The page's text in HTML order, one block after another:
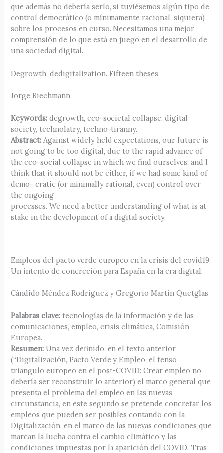
que además no debería serlo, si tuviésemos algún tipo de
control democrático (o mínimamente racional, siquiera)
sobre los procesos en curso. Necesitamos una mejor
comprensión de lo que está en juego en el desarrollo de
una sociedad digital.
Degrowth, dedigitalization. Fifteen theses
Jorge Riechmann
Keywords: degrowth, eco-societal collapse, digital
society, technolatry, techno-tiranny.
Abstract: Against widely held expectations, our future is
not going to be too digital, due to the rapid advance of
the eco-social collapse in which we find ourselves; and I
think that it should not be either, if we had some kind of
demo- cratic (or minimally rational, even) control over
the ongoing
processes. We need a better understanding of what is at
stake in the development of a digital society.
Empleos del pacto verde europeo en la crisis del covid19.
Un intento de concreción para España en la era digital.
Cándido Méndez Rodríguez y Gregorio Martín Quetglas
Palabras clave: tecnologías de la información y de las
comunicaciones, empleo, crisis climática, Comisión
Europea.
Resumen: Una vez definido, en el texto anterior
(“Digitalización, Pacto Verde y Empleo, el tenso
triangulo europeo en el post-COVID: Crear empleo no
debería ser reconstruir lo anterior) el marco general que
presenta el problema del empleo en las nuevas
circunstancia, en este segundo se pretende concretar los
empleos que pueden ser posibles contando con la
Digitalización, en el marco de las nuevas condiciones que
marcan la lucha contra el cambio climático y las
condiciones impuestas por la aparición del COVID. Tras